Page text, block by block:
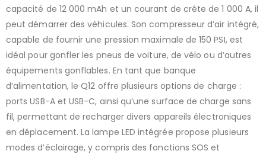
capacité de 12 000 mAh et un courant de crête de 1 000 A, il
peut démarrer des véhicules. Son compresseur d’air intégré,
capable de fournir une pression maximale de 150 PSI, est
idéal pour gonfler les pneus de voiture, de vélo ou d’autres
équipements gonflables. En tant que banque
d’alimentation, le Q12 offre plusieurs options de charge :
ports USB-A et USB-C, ainsi qu’une surface de charge sans
fil, permettant de recharger divers appareils électroniques
en déplacement. La lampe LED intégrée propose plusieurs
modes d’éclairage, y compris des fonctions SOS et